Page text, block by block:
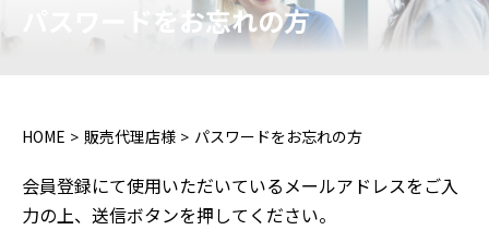
パスワードをお忘れの方
HOME 販売代理店様 パスワードをお忘れの方
会員登録にて使用いただいているメールアドレスをご入
力の上、送信ボタンを押してください。